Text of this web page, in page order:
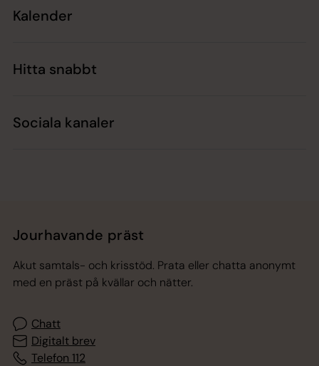
Kalender
Hitta snabbt
Sociala kanaler
Jourhavande präst
Akut samtals- och krisstöd. Prata eller chatta anonymt
med en präst på kvällar och nätter.
Chatt
Digitalt brev
Telefon 112